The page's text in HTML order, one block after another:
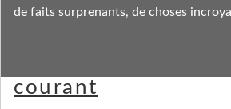
courant
de faits surprenants, de choses